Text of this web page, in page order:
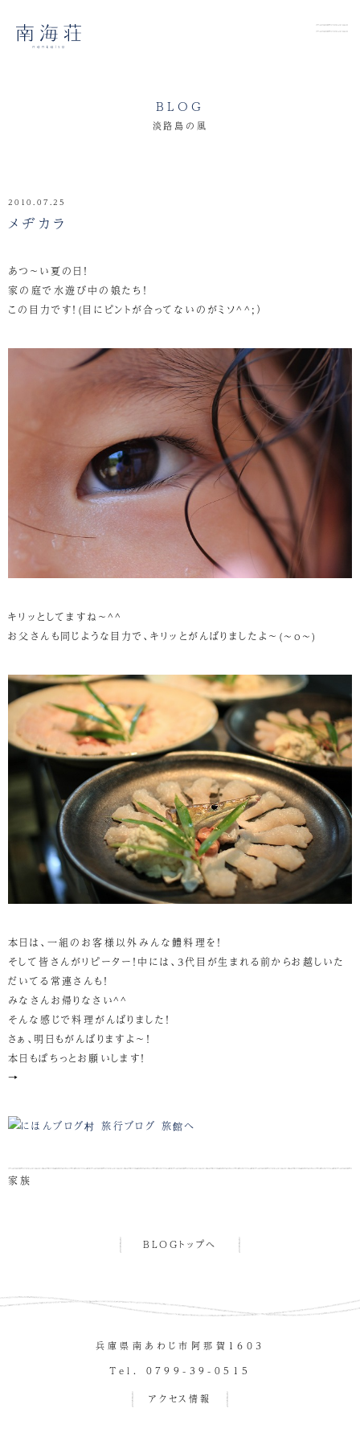
BLOG
淡路島の風
2010.07.25
メヂカラ
あつ～い夏の日！
家の庭で水遊び中の娘たち！
この目力です！(目にピントが合ってないのがミソ^^;）
キリッとしてますね～^^
お父さんも同じような目力で、キリッとがんばりましたよ～(~o~)
本日は、一組のお客様以外みんな鱧料理を！
そして皆さんがリピーター！中には、3代目が生まれる前からお越しいた
だいてる常連さんも！
みなさんお帰りなさい^^
そんな感じで料理がんばりました！
さぁ、明日もがんばりますよ～！
本日もぽちっとお願いします！
→
家族
BLOGトップへ
兵庫県南あわじ市阿那賀１６０３
Tel. 0799-39-0515
アクセス情報